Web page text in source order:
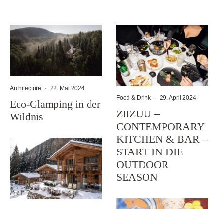
Architecture · 22. Mai 2024
Eco-Glamping in der
Wildnis
Food & Drink · 29. April 2024
ZIIZUU –
CONTEMPORARY
KITCHEN & BAR –
START IN DIE
OUTDOOR
SEASON